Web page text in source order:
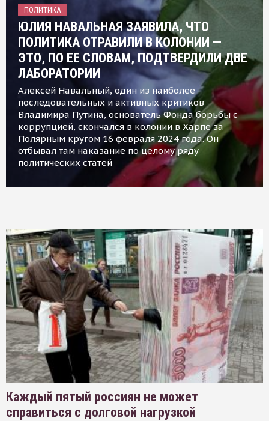
ПОЛИТИКА
ЮЛИЯ НАВАЛЬНАЯ ЗАЯВИЛА, ЧТО
ПОЛИТИКА ОТРАВИЛИ В КОЛОНИИ —
ЭТО, ПО ЕЕ СЛОВАМ, ПОДТВЕРДИЛИ ДВЕ
ЛАБОРАТОРИИ
Алексей Навальный, один из наиболее
последовательных и активных критиков
Владимира Путина, основатель Фонда борьбы с
коррупцией, скончался в колонии в Харпе за
Полярным кругом 16 февраля 2024 года. Он
отбывал там наказание по целому ряду
политических статей
Каждый пятый россиян не может
справиться с долговой нагрузкой